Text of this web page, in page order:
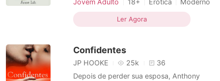
nunca briga. Estão dando um novo passo
indo morar juntos em uma república para
sozinhos. Terão que aprender a
Amor de infancia
Amor a primeira vista
Amigos sexuais
Ler Agora
Confidentes
JP HOOKE 25k
36
Depois de perder sua esposa, Anthony